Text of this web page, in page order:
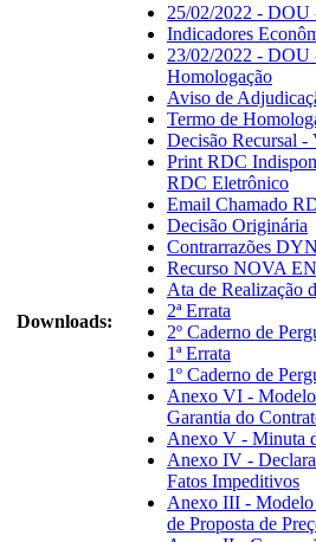
Downloads:
25/02/2022 - DOU
Indicadores
23/02/2022 - DOU
Homologação
Aviso de
Termo de
Decisão Recursal
Print RDC
RDC Eletrônico
Email Chamado
Decisão Originária
Contrarrazões
Recurso NOVA
Ata de Realização
2ª Errata
2º Caderno de
1ª Errata
1º Caderno de
Anexo VI - Modelo
Garantia do
Anexo V - Minuta
Anexo IV -
Fatos Impeditivos
Anexo III - Modelo
de Proposta de